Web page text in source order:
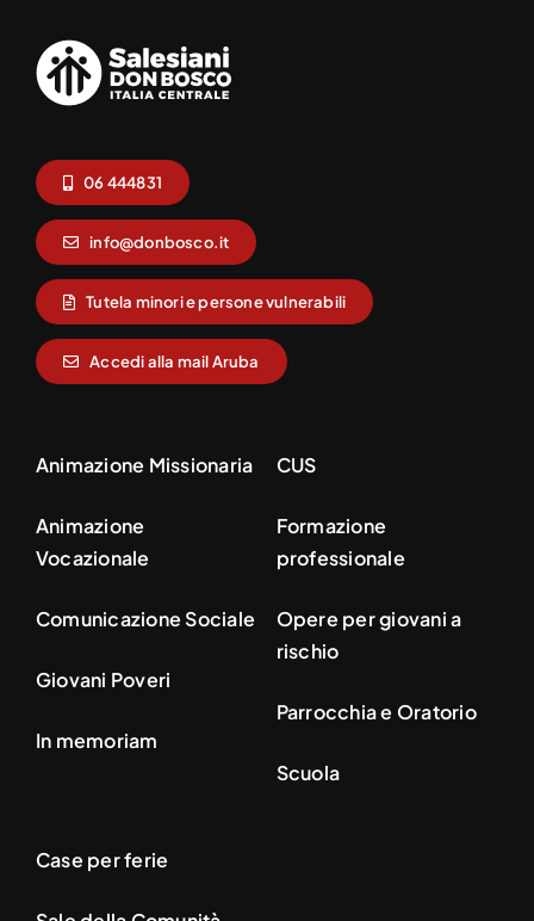
06 444831
info@donbosco.it
Tutela minori e persone vulnerabili
Accedi alla mail Aruba
Animazione Missionaria
Animazione
Vocazionale
Comunicazione Sociale
Giovani Poveri
In memoriam
CUS
Formazione
professionale
Opere per giovani a
rischio
Parrocchia e Oratorio
Scuola
Case per ferie